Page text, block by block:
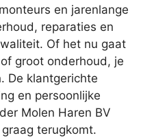
en jarenlange
reparaties en
Of het nu gaat
groot onderhoud, je
De klantgerichte
en persoonlijke
Molen Haren BV
terugkomt.